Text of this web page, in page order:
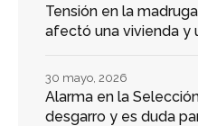
Tensión en la
afectó una vivienda y
Alarma en la
desgarro y es duda
30 mayo, 2026